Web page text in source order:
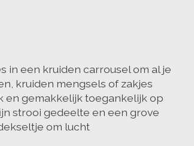
in een kruiden carrousel om al je
kruiden mengsels of zakjes
en gemakkelijk toegankelijk op
strooi gedeelte en een grove
om lucht